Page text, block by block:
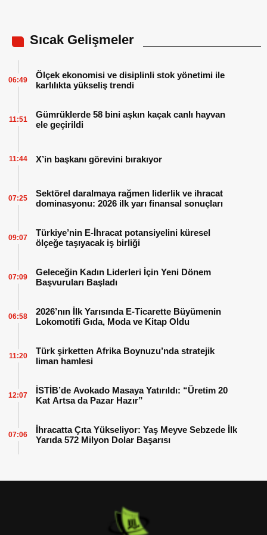
Sıcak Gelişmeler
Ölçek ekonomisi ve disiplinli stok yönetimi ile
karlılıkta yükseliş trendi
06:49
Gümrüklerde 58 bini aşkın kaçak canlı hayvan
ele geçirildi
11:51
X’in başkanı görevini bırakıyor
11:44
Sektörel daralmaya rağmen liderlik ve ihracat
dominasyonu: 2026 ilk yarı finansal sonuçları
07:25
Türkiye’nin E-İhracat potansiyelini küresel
ölçeğe taşıyacak iş birliği
09:07
Geleceğin Kadın Liderleri İçin Yeni Dönem
Başvuruları Başladı
07:09
2026’nın İlk Yarısında E-Ticarette Büyümenin
Lokomotifi Gıda, Moda ve Kitap Oldu
06:58
Türk şirketten Afrika Boynuzu’nda stratejik
liman hamlesi
11:20
İSTİB’de Avokado Masaya Yatırıldı: “Üretim 20
Kat Artsa da Pazar Hazır”
12:07
İhracatta Çıta Yükseliyor: Yaş Meyve Sebzede İlk
Yarıda 572 Milyon Dolar Başarısı
07:06